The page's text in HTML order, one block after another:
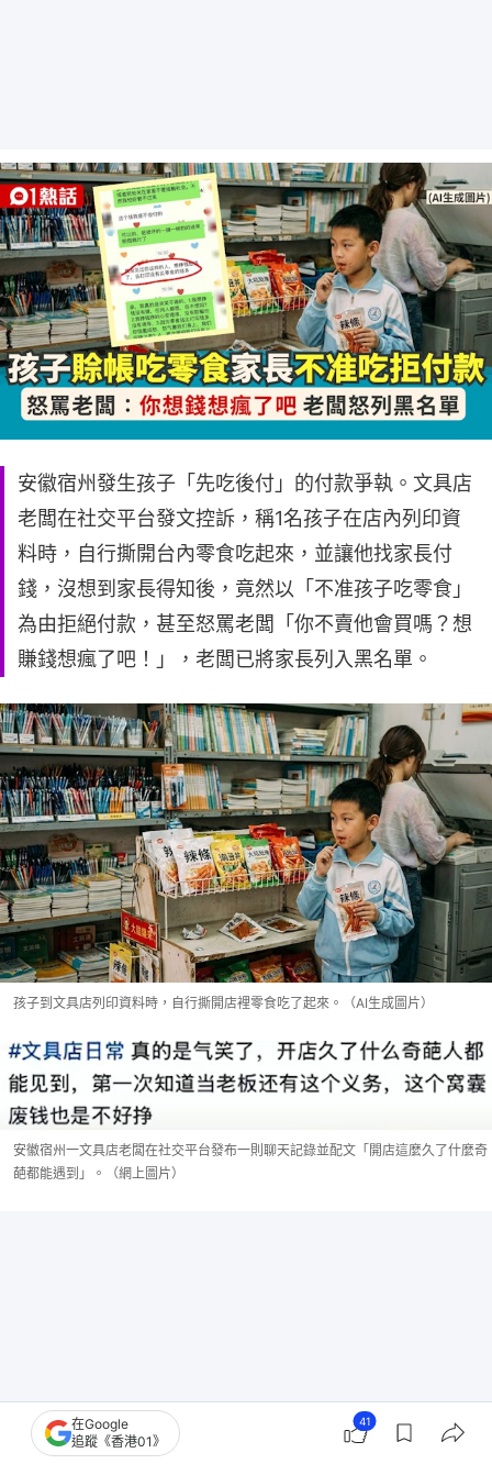
安徽宿州發生孩子「先吃後付」的付款爭執。文具店
老闆在社交平台發文控訴，稱1名孩子在店內列印資
料時，自行撕開台內零食吃起來，並讓他找家長付
錢，沒想到家長得知後，竟然以「不准孩子吃零食」
為由拒絕付款，甚至怒罵老闆「你不賣他會買嗎？想
賺錢想瘋了吧！」，老闆已將家長列入黑名單。
孩子到文具店列印資料時，自行撕開店裡零食吃了起來。（AI生成圖片）
安徽宿州一文具店老闆在社交平台發布一則聊天記錄並配文「開店這麼久了什麼奇
葩都能遇到」。（網上圖片）
在Google
追蹤《香港01》
41